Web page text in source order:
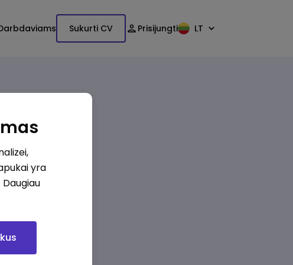
Sukurti CV Prisijungti LT
yra